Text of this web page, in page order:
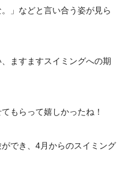
」などと言い合う姿が見ら
ますますスイミングへの期
もらって嬉しかったね！
でき、4月からのスイミング